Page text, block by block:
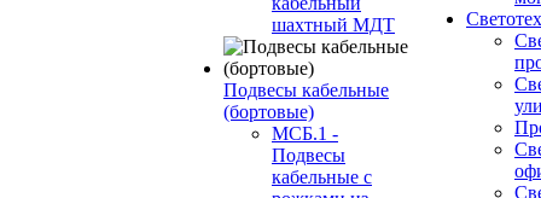
шахтный МДТ
Подвесы кабельные
(бортовые)
МСБ.1 -
Подвесы
кабельные с